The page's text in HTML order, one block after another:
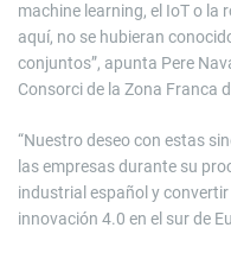
machine learning, el IoT o la
aquí, no se hubieran
conjuntos”, apunta Pere
Consorci de la Zona Franca
“Nuestro deseo con estas
las empresas durante su
industrial español y
innovación 4.0 en el sur de